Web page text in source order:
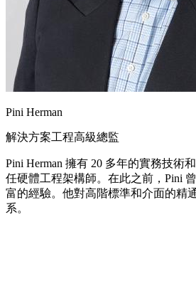
Pini Herman
解決方案工程高級總監
Pini Herman 擁有 20 多年的實務技術
任硬體工程架構師。在此之前，Pini
富的經驗。他對高階標準和介面的精
系。